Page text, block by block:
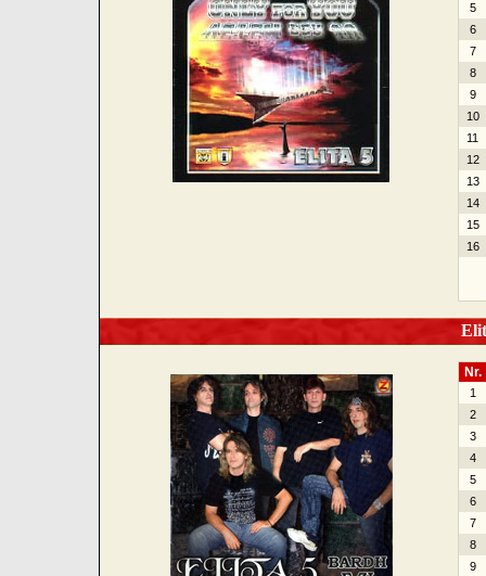
5
6
7
8
9
10
11
12
13
14
15
16
Nr.
1
2
3
4
5
6
7
8
9